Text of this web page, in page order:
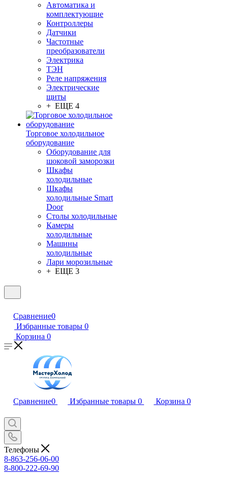
Автоматика и
комплектующие
Контроллеры
Датчики
Частотные
преобразователи
Электрика
ТЭН
Реле напряжения
Электрические
щиты
+ ЕЩЕ 4
Торговое холодильное
оборудование
Оборудование для
шоковой заморозки
Шкафы
холодильные
Шкафы
холодильные Smart
Door
Столы холодильные
Камеры
холодильные
Машины
холодильные
Лари морозильные
+ ЕЩЕ 3
Сравнение0
Избранные товары 0
Корзина 0
Сравнение0 Избранные товары 0 Корзина 0
Телефоны
8-863-256-06-00
8-800-222-69-90